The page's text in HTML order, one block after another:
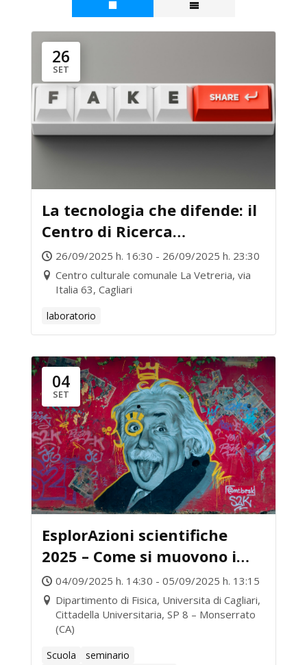
26
SET
La tecnologia che difende: il
Centro di Ricerca
Interuniversitario
“BullyBuster”
26/09/2025 h. 16:30 - 26/09/2025 h. 23:30
Centro culturale comunale La Vetreria, via
Italia 63, Cagliari
laboratorio
04
SET
EsplorAzioni scientifiche
2025 – Come si muovono i
corpi? Da Newton ad
Einstein telescope
04/09/2025 h. 14:30 - 05/09/2025 h. 13:15
Dipartimento di Fisica, Universita di Cagliari,
Cittadella Universitaria, SP 8 – Monserrato
(CA)
Scuola
seminario